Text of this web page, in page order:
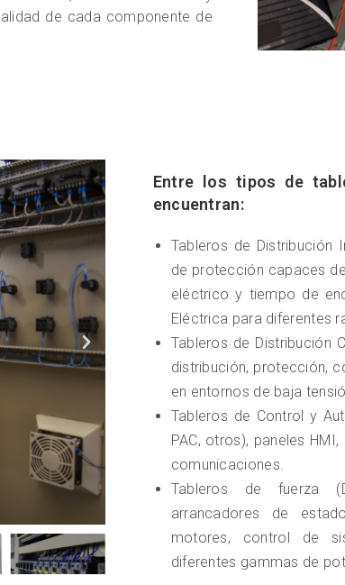
de cada componente de
Entre los tipos de
encuentran:
Tableros de Distribución
de protección capaces
eléctrico y tiempo de
Eléctrica para diferentes
Tableros de Distribución
distribución, protección,
en entornos de baja
Tableros de Control y
PAC, otros), paneles
comunicaciones.
Tableros de fuerza
arrancadores de
motores, control de
diferentes gammas de